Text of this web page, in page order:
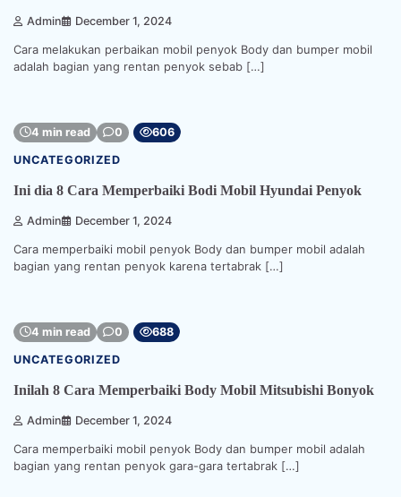
Admin December 1, 2024
Cara melakukan perbaikan mobil penyok Body dan bumper mobil
adalah bagian yang rentan penyok sebab […]
4 min read 0 606
UNCATEGORIZED
Ini dia 8 Cara Memperbaiki Bodi Mobil Hyundai Penyok
Admin December 1, 2024
Cara memperbaiki mobil penyok Body dan bumper mobil adalah
bagian yang rentan penyok karena tertabrak […]
4 min read 0 688
UNCATEGORIZED
Inilah 8 Cara Memperbaiki Body Mobil Mitsubishi Bonyok
Admin December 1, 2024
Cara memperbaiki mobil penyok Body dan bumper mobil adalah
bagian yang rentan penyok gara-gara tertabrak […]